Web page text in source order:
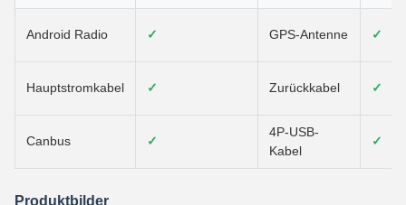
Android Radio ✓ GPS-Antenne ✓
Hauptstromkabel ✓ Zurückkabel ✓
Canbus ✓
4P-USB-
Kabel
✓
Produktbilder